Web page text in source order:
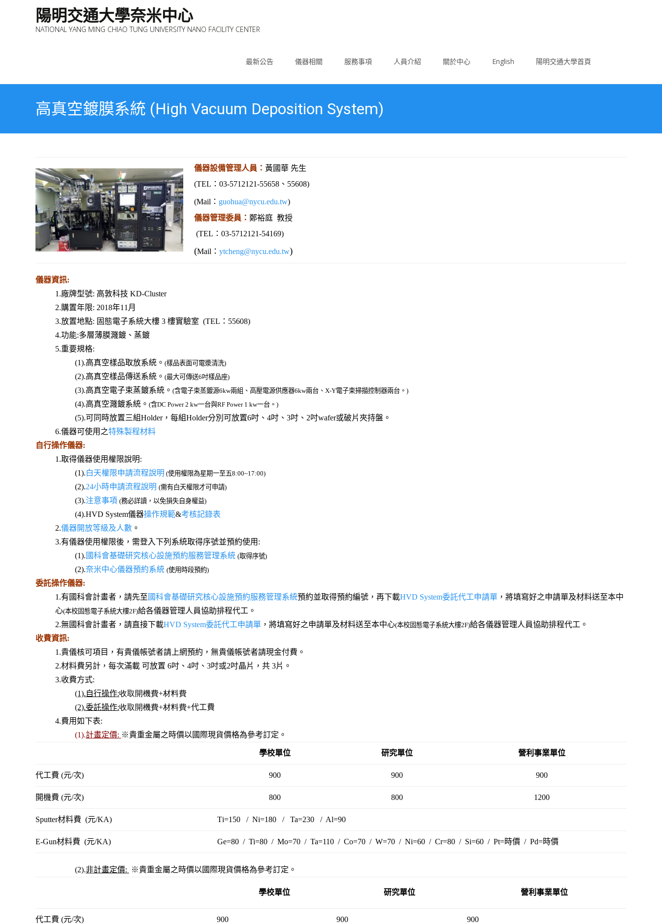
陽明交通大學奈米中心
NATIONAL YANG MING CHIAO TUNG UNIVERSITY NANO FACILITY CENTER
最新公告 儀器相關 服務事項 人員介紹 關於中心 English 陽明交通大學首頁
高真空鍍膜系統 (High Vacuum Deposition System)
儀器設備管理人員： 黃國華 先生
(TEL：03-5712121-55658、55608)
(Mail： guohua@nycu.edu.tw)
儀器管理委員： 鄭裕庭 教授
(TEL ：03-5712121-54169)
(Mail： ytcheng@nycu.edu.tw)
儀器資訊:
1.廠牌型號: 高敦科技 KD-Cluster
2.購置年限: 2018年11月
3.放置地點: 固態電子系統大樓 3 樓實驗室 (TEL ： 55608)
4.功能:多層薄膜濺鍍、蒸鍍
5.重要規格:
(1).高真空樣品取放系統。 (樣品表面可電漿清洗)
(2).高真空樣品傳送系統。 (最大可傳送6吋樣品座)
(3).高真空電子束蒸鍍系統。 (含電子束蒸鍍源6kw兩組、高壓電源供應器6kw兩台、X-Y電子束掃描控制器兩台。)
(4).高真空濺鍍系統。 (含DC Power 2 kw一台與RF Power 1 kw一台。)
(5).可同時放置三組Holder，每組Holder分別可放置6吋、4吋、3吋、2吋wafer或破片夾持盤。
6.儀器可使用之特殊製程材料
自行操作儀器:
1.取得儀器使用權限說明:
(1).白天權限申請流程說明 (使用權限為星期一至五8:00~17:00)
(2).24小時申請流程說明 (需有白天權限才可申請)
(3).注意事項 (務必詳讀，以免損失自身權益)
(4).HVD System儀器操作規範&考核記錄表
2.儀器開放等級及人數 。
3.有儀器使用權限後，需登入下列系統取得序號並預約使用:
(1). 國科會基礎研究核心設施預約服務管理系統 (取得序號)
(2).奈米中心儀器預約系統 (使用時段預約)
委託操作儀器:
1.有國科會計畫者，請先至 國科會基礎研究核心設施預約服務管理系統預約並取得預約編號，再下載HVD System委託代工申請單 ，將填寫好之申請單及材料送至本中
心(本校固態電子系統大樓2F)給各儀器管理人員協助排程代工。
2.無國科會計畫者，請直接下載HVD System委託代工申請單 ，將填寫好之申請單及材料送至本中心(本校固態電子系統大樓2F)給各儀器管理人員協助排程代工。
收費資訊:
1.貴儀核可項目，有貴儀帳號者請上網預約，無貴儀帳號者請現金付費。
2.材料費另計，每次滿載 可放置 6吋、4吋、3吋或2吋晶片，共 3片。
3.收費方式:
(1).自行操作:收取開機費+材料費
(2).委託操作:收取開機費+材料費+代工費
4.費用如下表:
(1).計畫定價: ※貴重金屬之時價以國際現貨價格為參考訂定。
學校單位 研究單位 營利事業單位
代工費 (元/次) 900 900 900
開機費 (元/次) 800 800 1200
Sputter材料費 (元/KA) Ti=150 / Ni=180 / Ta=230 / Al=90
E-Gun材料費 (元/KA) Ge=80 / Ti=80 / Mo=70 / Ta=110 / Co=70 / W=70 / Ni=60 / Cr=80 / Si=60 / Pt=時價 / Pd=時價
(2).非計畫定價: ※貴重金屬之時價以國際現貨價格為參考訂定。
學校單位 研究單位 營利事業單位
代工費 (元/次) 900 900 900